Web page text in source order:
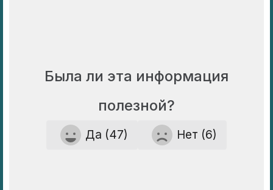
Была ли эта информация
полезной?
Да (47) Нет (6)